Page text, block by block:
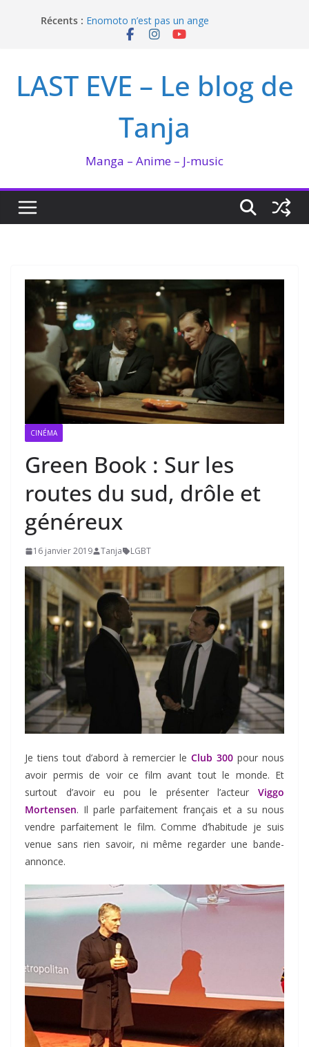
Récents : Enomoto n’est pas un ange
QUEEN BEE enflamme le Bataclan
I’m not in love de Zeniko Sumiya
LAST EVE – Le blog de
Tanja
Manga – Anime – J-music
CINÉMA
Green Book : Sur les
routes du sud, drôle et
généreux
16 janvier 2019 Tanja LGBT
Je tiens tout d’abord à remercier le Club 300 pour nous
avoir permis de voir ce film avant tout le monde. Et
surtout d’avoir eu pou le présenter l’acteur Viggo
Mortensen. Il parle parfaitement français et a su nous
vendre parfaitement le film. Comme d’habitude je suis
venue sans rien savoir, ni même regarder une bande-
annonce.